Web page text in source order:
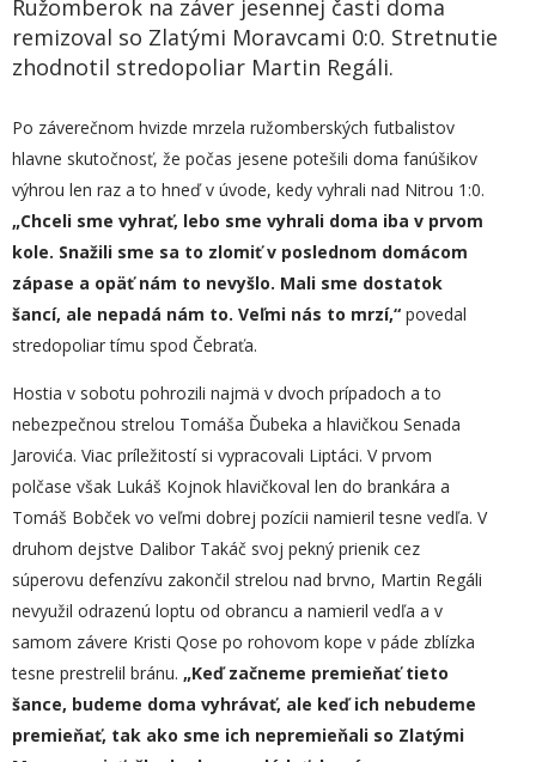
Ružomberok na záver jesennej časti doma
remizoval so Zlatými Moravcami 0:0. Stretnutie
zhodnotil stredopoliar Martin Regáli.
Po záverečnom hvizde mrzela ružomberských futbalistov
hlavne skutočnosť, že počas jesene potešili doma fanúšikov
výhrou len raz a to hneď v úvode, kedy vyhrali nad Nitrou 1:0.
„Chceli sme vyhrať, lebo sme vyhrali doma iba v prvom
kole. Snažili sme sa to zlomiť v poslednom domácom
zápase a opäť nám to nevyšlo. Mali sme dostatok
šancí, ale nepadá nám to. Veľmi nás to mrzí,“ povedal
stredopoliar tímu spod Čebraťa.
Hostia v sobotu pohrozili najmä v dvoch prípadoch a to
nebezpečnou strelou Tomáša Ďubeka a hlavičkou Senada
Jarovića. Viac príležitostí si vypracovali Liptáci. V prvom
polčase však Lukáš Kojnok hlavičkoval len do brankára a
Tomáš Bobček vo veľmi dobrej pozícii namieril tesne vedľa. V
druhom dejstve Dalibor Takáč svoj pekný prienik cez
súperovu defenzívu zakončil strelou nad brvno, Martin Regáli
nevyužil odrazenú loptu od obrancu a namieril vedľa a v
samom závere Kristi Qose po rohovom kope v páde zblízka
tesne prestrelil bránu. „Keď začneme premieňaťtieto
šance, budeme doma vyhrávať, ale keď ich nebudeme
premieňať, tak ako sme ich nepremieňali so Zlatými